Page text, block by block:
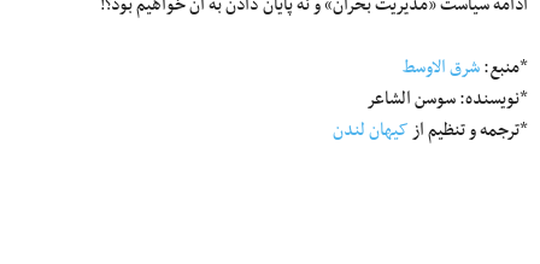
*منبع:شرق الاوسط
*نویسنده: سوسن الشاعر
*ترجمه و تنظیم ازکیهان لندن